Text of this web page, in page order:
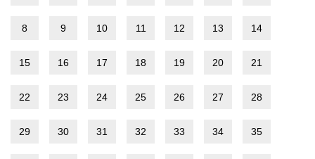
8 9 10 11 12 13 14
15 16 17 18 19 20 21
22 23 24 25 26 27 28
29 30 31 32 33 34 35